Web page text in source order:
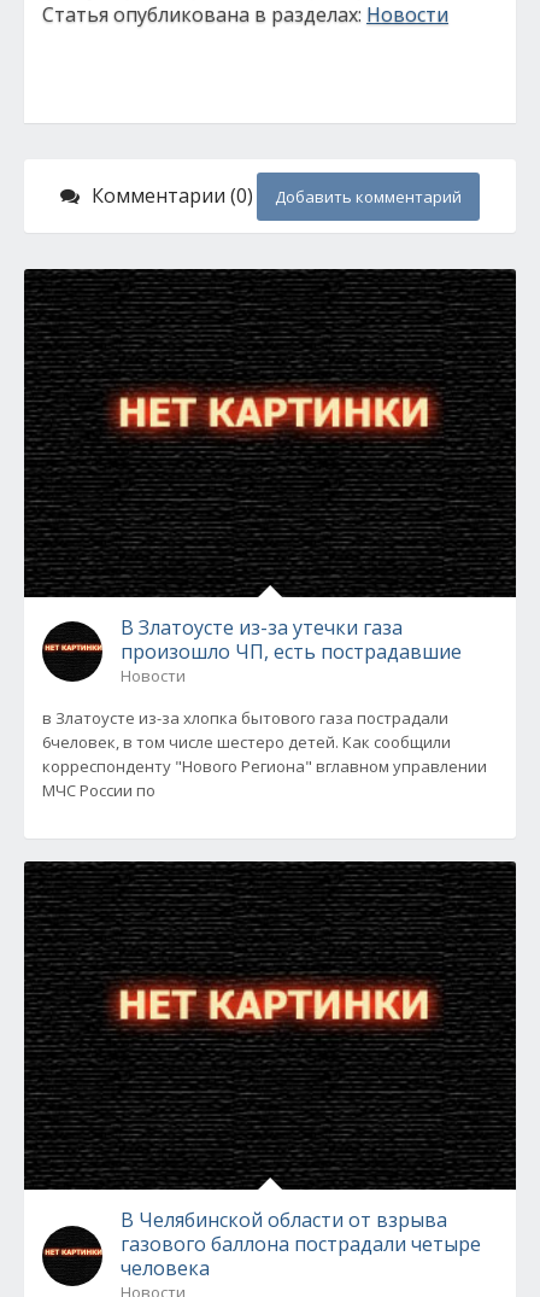
Статья опубликована в разделах: Новости
Комментарии (0) Добавить комментарий
В Златоусте из-за утечки газа
произошло ЧП, есть пострадавшие
Новости
в Златоусте из-за хлопка бытового газа пострадали
6человек, в том числе шестеро детей. Как сообщили
корреспонденту "Нового Региона" вглавном управлении
МЧС России по
В Челябинской области от взрыва
газового баллона пострадали четыре
человека
Новости